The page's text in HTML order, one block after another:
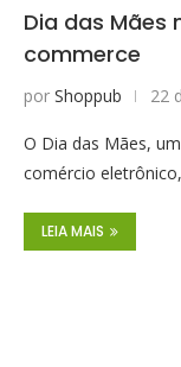
Dia das Mães
commerce
por Shoppub 22
O Dia das Mães,
comércio
LEIA MAIS